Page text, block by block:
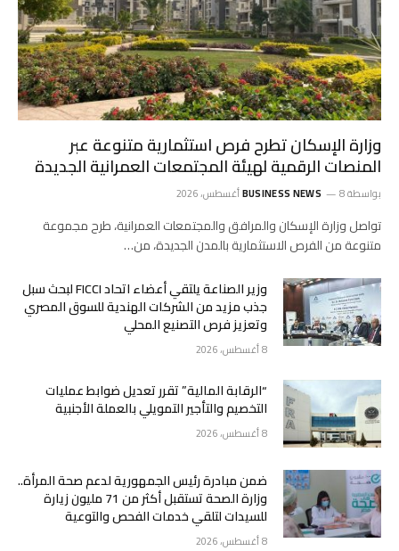
وزارة الإسكان تطرح فرص استثمارية متنوعة عبر
المنصات الرقمية لهيئة المجتمعات العمرانية الجديدة
بواسطة BUSINESS NEWS 8 أغسطس، 2026
تواصل وزارة الإسكان والمرافق والمجتمعات العمرانية، طرح مجموعة
متنوعة من الفرص الاستثمارية بالمدن الجديدة، من…
وزير الصناعة يلتقي أعضاء اتحاد FICCI لبحث سبل
جذب مزيد من الشركات الهندية للسوق المصري
وتعزيز فرص التصنيع المحلي
8 أغسطس، 2026
“الرقابة المالية” تقرر تعديل ضوابط عمليات
التخصيم والتأجير التمويلي بالعملة الأجنبية
8 أغسطس، 2026
ضمن مبادرة رئيس الجمهورية لدعم صحة المرأة..
وزارة الصحة تستقبل أكثر من 71 مليون زيارة
للسيدات لتلقي خدمات الفحص والتوعية
8 أغسطس، 2026